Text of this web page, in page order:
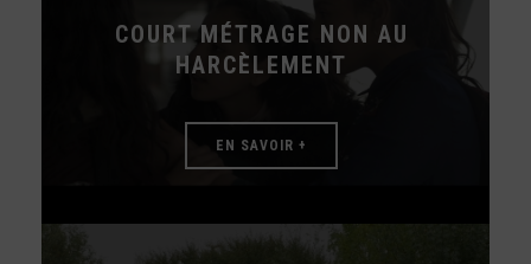
COURT MÉTRAGE NON AU
HARCÈLEMENT
EN SAVOIR +